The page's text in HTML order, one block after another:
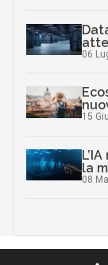
06
15
la
08